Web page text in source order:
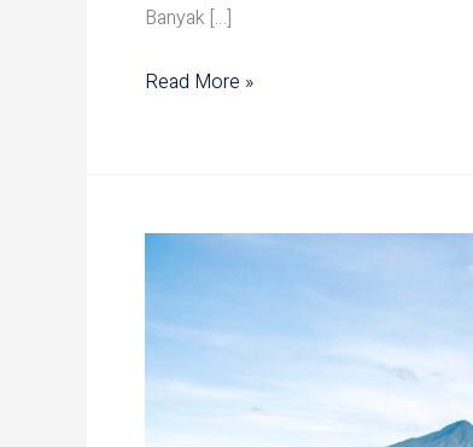
Banyak […]
Read More »
Village